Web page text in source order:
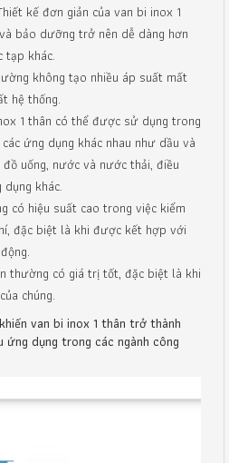
kế đơn giản của van bi inox 1
bảo dưỡng trở nên dễ dàng hơn
tạp khác.
không tạo nhiều áp suất mất
hệ thống.
1 thân có thể được sử dụng trong
ứng dụng khác nhau như dầu và
uống, nước và nước thải, điều
khác.
có hiệu suất cao trong việc kiểm
đặc biệt là khi được kết hợp với
thường có giá trị tốt, đặc biệt là khi
chúng.
van bi inox 1 thân trở thành
ứng dụng trong các ngành công